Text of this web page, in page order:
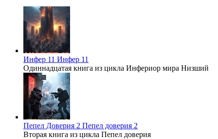
Инфер 11 Инфер 11
Одиннадцатая книга из цикла Инфериор мира Низший
Пепел Доверия 2 Пепел доверия 2
Вторая книга из цикла Пепел доверия